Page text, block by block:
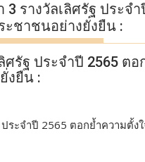
3 รางวัลเลิศรัฐ ประ
ชาชนอย่างยั่งยืน :
ลิศรัฐ ประจำปี 2565
งยืน :
ประจำปี 2565 ตอกย้ำความ